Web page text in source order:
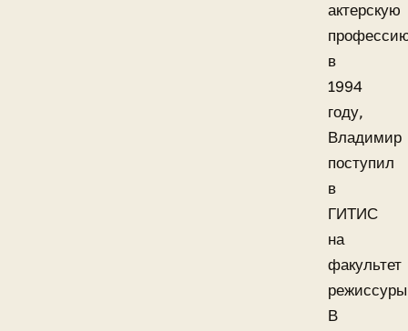
актерскую
в
1994
году,
Владимир
поступил
в
ГИТИС
на
факультет
В